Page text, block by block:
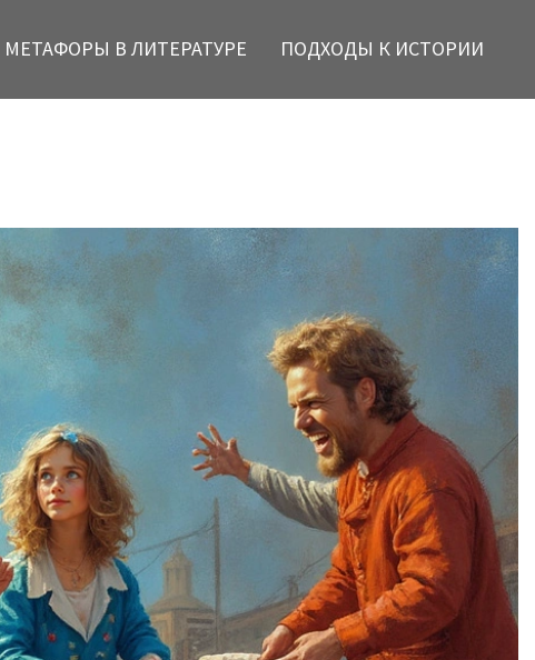
МЕТАФОРЫ В ЛИТЕРАТУРЕ ПОДХОДЫ К ИСТОРИИ